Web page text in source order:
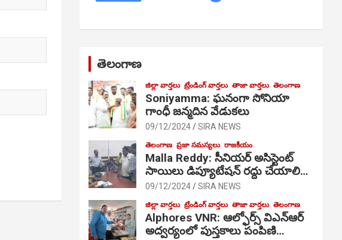
తెలంగాణ
జిల్లా వార్తలు ట్రేండింగ్ వార్తలు తాజా వార్తలు తెలంగాణ
Soniyamma: ఘ‌నంగా సోనియా
గాంధీ జ‌న్మ‌దిన వేడుక‌లు
09/12/2024 SIRA NEWS
తెలంగాణ ప్రజా సమస్యలు రాజకీయం
Malla Reddy: సీనియర్ అసిస్టెంట్
సాయిలు డిప్యూటేషన్ రద్దు చేయాలి…
09/12/2024 SIRA NEWS
జిల్లా వార్తలు ట్రేండింగ్ వార్తలు తాజా వార్తలు తెలంగాణ
Alphores VNR: ఆల్ఫోర్స్ విఎన్ఆర్
అద్వర్యంలో పుస్తకాలు పంపిణి…